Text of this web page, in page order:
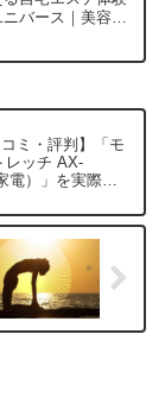
バース｜美容家
ミ・評判】「モ
レッチ AX-
電）」を実際に